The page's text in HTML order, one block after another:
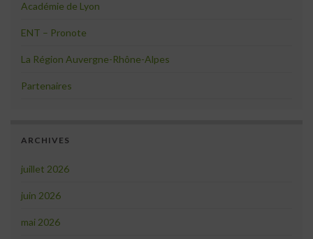
Académie de Lyon
ENT – Pronote
La Région Auvergne-Rhône-Alpes
Partenaires
ARCHIVES
juillet 2026
juin 2026
mai 2026